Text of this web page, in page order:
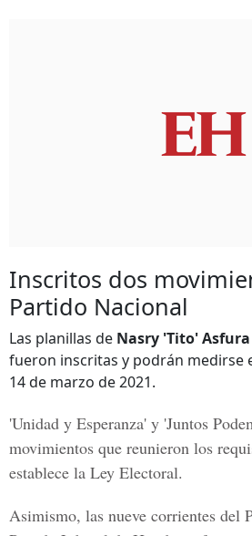
Inscritos dos
Partido Nacional
Las planillas de Nasry 'Tito'
fueron inscritas y podrán medirse
14 de marzo de 2021.
'Unidad y Esperanza' y 'Juntos
movimientos que reunieron los
establece la Ley Electoral.
Asimismo, las nueve corrientes del